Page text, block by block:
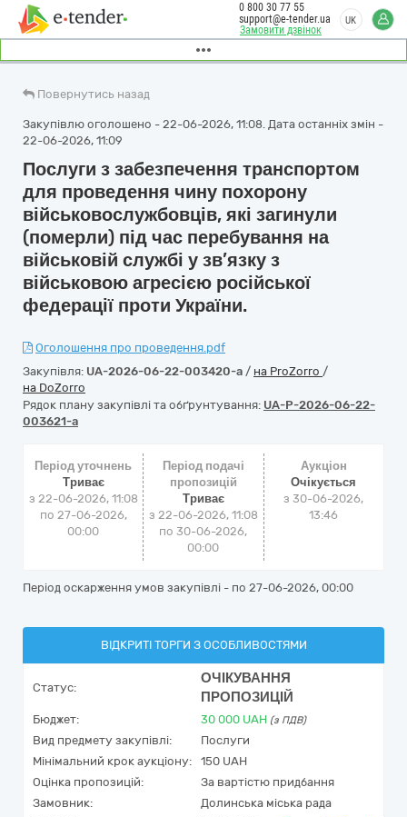
Замовити дзвінок
0 800 30 77 55
support@e-tender.ua
UK
Повернутись назад
Закупівлю оголошено - 22-06-2026, 11:08. Дата останніх змін -
22-06-2026, 11:09
Послуги з забезпечення транспортом
для проведення чину похорону
військовослужбовців, які загинули
(померли) під час перебування на
військовій службі у зв’язку з
військовою агресією російської
федерації проти України.
Оголошення про проведення.pdf
Закупівля: UA-2026-06-22-003420-a / на ProZorro /
на DoZorro
Рядок плану закупівлі та обґрунтування: UA-P-2026-06-22-
003621-a
Період уточнень
Триває
з 22-06-2026, 11:08
по 27-06-2026,
00:00
Період подачі
пропозицій
Триває
з 22-06-2026, 11:08
по 30-06-2026,
00:00
Аукціон
Очікується
з30-06-2026,
13:46
Період оскарження умов закупівлі - по 27-06-2026, 00:00
ВІДКРИТІ ТОРГИ З ОСОБЛИВОСТЯМИ
Статус:
ОЧІКУВАННЯ
ПРОПОЗИЦІЙ
Бюджет: 30 000 UAH (з ПДВ)
Вид предмету закупівлі:
Послуги
Мінімальний крок аукціону:
150 UAH
Оцінка пропозицій:
За вартістю придбання
Замовник:
Долинська міська рада